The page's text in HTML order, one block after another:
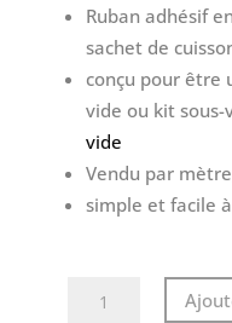
Ruban adhésif
sachet de
conçu pour être
vide ou kit sous-
vide
Vendu par
simple et facile
quantité